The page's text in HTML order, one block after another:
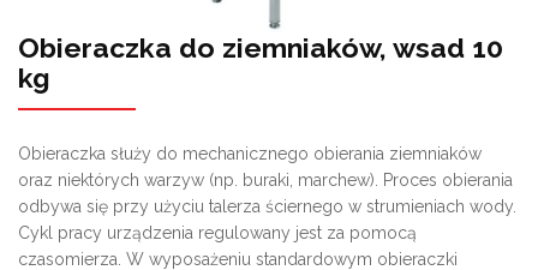
Obieraczka do ziemniaków, wsad 10
kg
Obieraczka służy do mechanicznego obierania ziemniaków
oraz niektórych warzyw (np. buraki, marchew). Proces obierania
odbywa się przy użyciu talerza ściernego w strumieniach wody.
Cykl pracy urządzenia regulowany jest za pomocą
czasomierza. W wyposażeniu standardowym obieraczki